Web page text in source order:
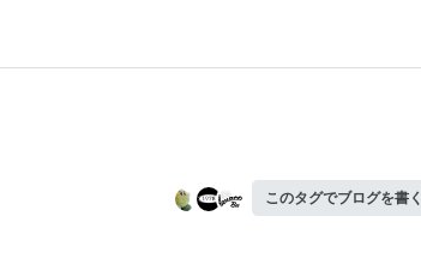
このタグでブログを書く